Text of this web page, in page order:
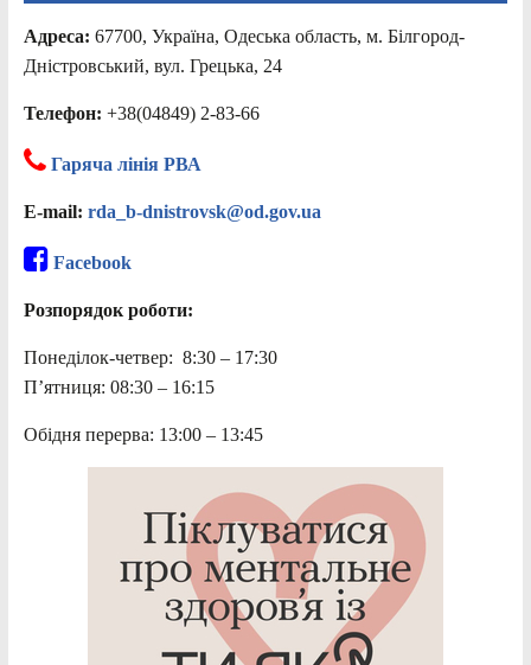
Адреса: 67700, Україна, Одеська область, м. Білгород-
Дністровський, вул. Грецька, 24
Телефон: +38(04849) 2-83-66
Гаряча лінія РВА
E-mail: rda_b-dnistrovsk@od.gov.ua
Facebook
Розпорядок роботи:
Понеділок-четвер: 8:30 – 17:30
П’ятниця: 08:30 – 16:15
Обідня перерва: 13:00 – 13:45